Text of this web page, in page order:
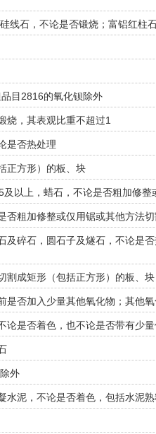
线石，不论是否锻烧；富铝红柱
目2816的氧化钡除外
烧，其表观比重不超过1
是否热处理
正方形）的板、块
以上，蜡石，不论是否粗加修
粗加修整或仅用锯或其他方法
碎石，圆石子及燧石，不论是
割成矩形（包括正方形）的板、
否加入少量其他氧化物；其他
是否着色，也不论是否带有少
外
水泥，不论是否着色，包括水泥